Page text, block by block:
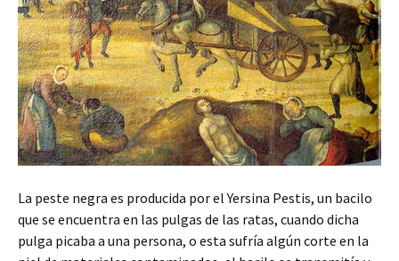
La peste negra es producida por el Yersina Pestis, un bacilo
que se encuentra en las pulgas de las ratas, cuando dicha
pulga picaba a una persona, o esta sufría algún corte en la